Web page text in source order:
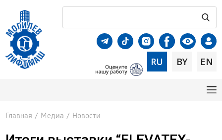
RU BY EN
Главная / Медиа / Новости